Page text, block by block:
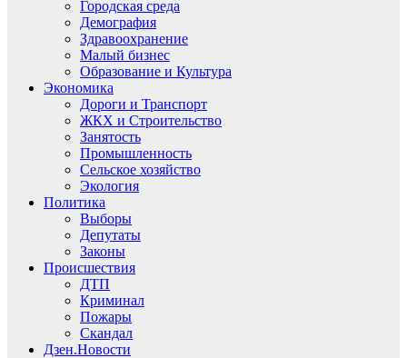
Городская среда
Демография
Здравоохранение
Малый бизнес
Образование и Культура
Экономика
Дороги и Транспорт
ЖКХ и Строительство
Занятость
Промышленность
Сельское хозяйство
Экология
Политика
Выборы
Депутаты
Законы
Происшествия
ДТП
Криминал
Пожары
Скандал
Дзен.Новости